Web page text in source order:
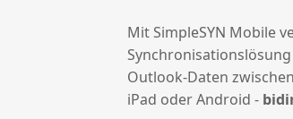
Mit SimpleSYN Mobile
Outlook-Daten
iPad oder Android -